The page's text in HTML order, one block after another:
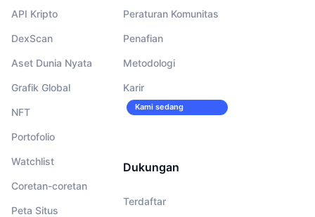
API Kripto
DexScan
Aset Dunia Nyata
Grafik Global
NFT
Portofolio
Watchlist
Coretan-coretan
Peta Situs
Peraturan Komunitas
Penafian
Metodologi
Karir
Kami sedang
Dukungan
Terdaftar